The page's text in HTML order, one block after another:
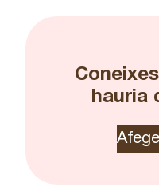
hauria